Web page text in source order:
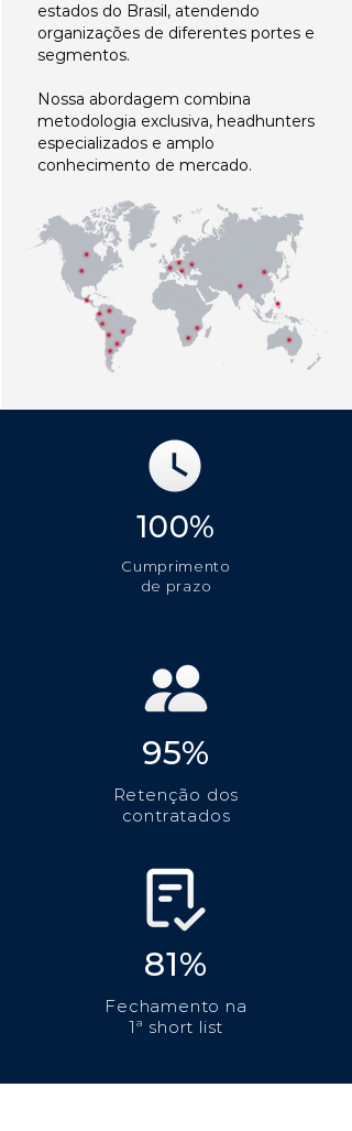
estados do Brasil, atendendo
organizações de diferentes portes e
segmentos.
Nossa abordagem combina
metodologia exclusiva, headhunters
especializados e amplo
conhecimento de mercado.
100%
Cumprimento
de prazo
95%
Retenção dos
contratados
81%
Fechamento na
1ª short list